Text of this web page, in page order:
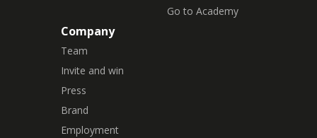
Go to Academy
Company
Team
Invite and win
Press
Brand
Employment